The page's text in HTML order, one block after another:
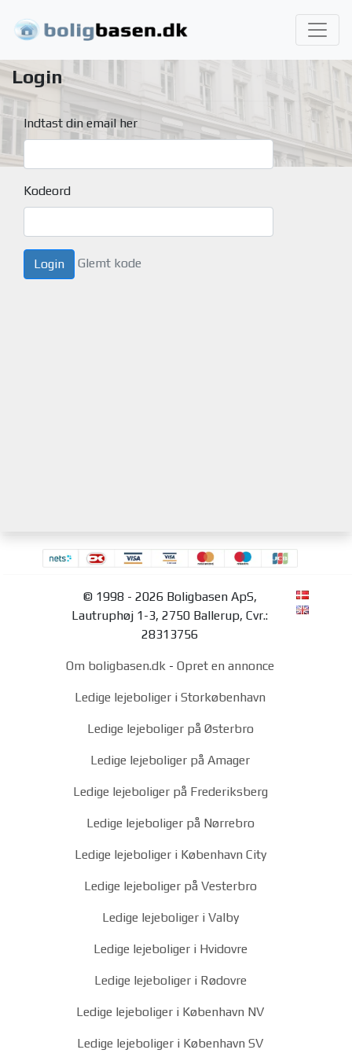
Login
Indtast din email her
Kodeord
Glemt kode
© 1998 - 2026 Boligbasen ApS,
Lautruphøj 1-3, 2750 Ballerup, Cvr.:
28313756
Om boligbasen.dk - Opret en annonce
Ledige lejeboliger i Storkøbenhavn
Ledige lejeboliger på Østerbro
Ledige lejeboliger på Amager
Ledige lejeboliger på Frederiksberg
Ledige lejeboliger på Nørrebro
Ledige lejeboliger i København City
Ledige lejeboliger på Vesterbro
Ledige lejeboliger i Valby
Ledige lejeboliger i Hvidovre
Ledige lejeboliger i Rødovre
Ledige lejeboliger i København NV
Ledige lejeboliger i København SV